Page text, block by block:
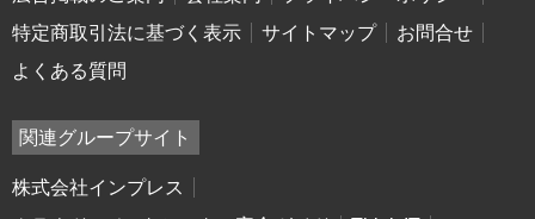
特定商取引法に基づく表示
サイトマップ
お問合せ
よくある質問
関連グループサイト
株式会社インプレス